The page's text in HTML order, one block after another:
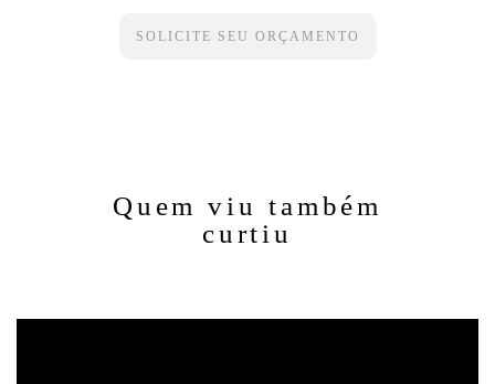
SOLICITE SEU ORÇAMENTO
Quem viu também
curtiu